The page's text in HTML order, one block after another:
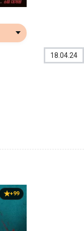
18.04.24
+99